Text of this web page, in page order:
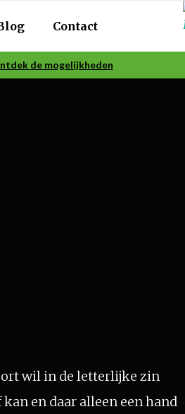
Contact
de mogelijkheden
wil in de letterlijke zin
en daar alleen een hand